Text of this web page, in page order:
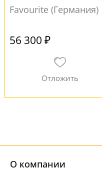
Favourite (Германия)
56 300 ₽
О компании